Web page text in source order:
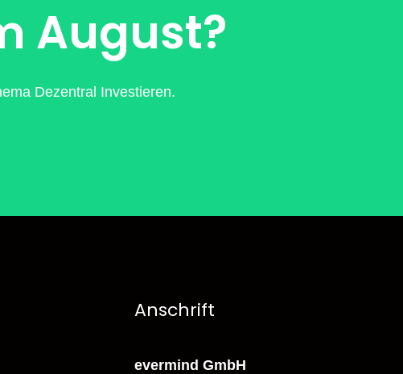
August?
Dezentral Investieren.
Anschrift
evermind GmbH